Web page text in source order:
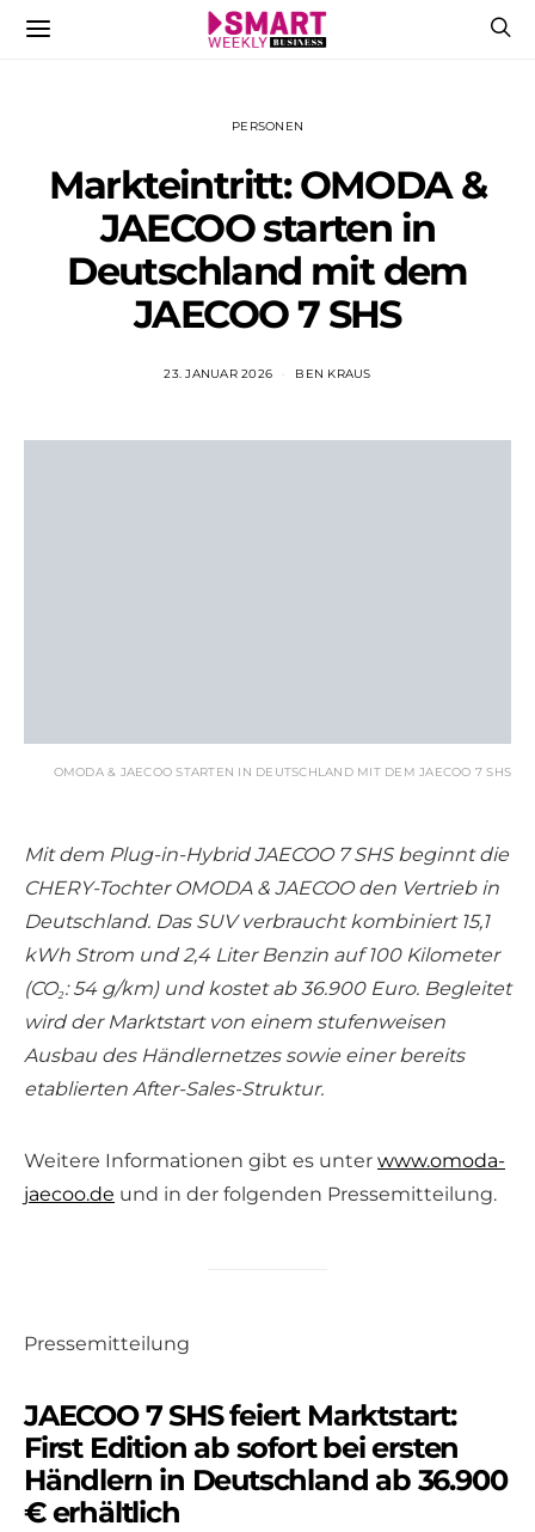
PERSONEN
Markteintritt: OMODA &
JAECOO starten in
Deutschland mit dem
JAECOO 7 SHS
23. JANUAR 2026 BEN KRAUS
OMODA & JAECOO STARTEN IN DEUTSCHLAND MIT DEM JAECOO 7 SHS
Mit dem Plug-in-Hybrid JAECOO 7 SHS beginnt die
CHERY-Tochter OMODA & JAECOO den Vertrieb in
Deutschland. Das SUV verbraucht kombiniert 15,1
kWh Strom und 2,4 Liter Benzin auf 100 Kilometer
(CO₂: 54 g/km) und kostet ab 36.900 Euro. Begleitet
wird der Marktstart von einem stufenweisen
Ausbau des Händlernetzes sowie einer bereits
etablierten After-Sales-Struktur.
Weitere Informationen gibt es unter www.omoda-
jaecoo.de und in der folgenden Pressemitteilung.
Pressemitteilung
JAECOO 7 SHS feiert Marktstart:
First Edition ab sofort bei ersten
Händlern in Deutschland ab 36.900
€ erhältlich